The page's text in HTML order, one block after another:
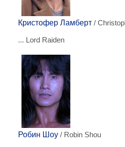
Кристофер Ламберт /
... Lord Raiden
Робин Шоу / Robin Shou